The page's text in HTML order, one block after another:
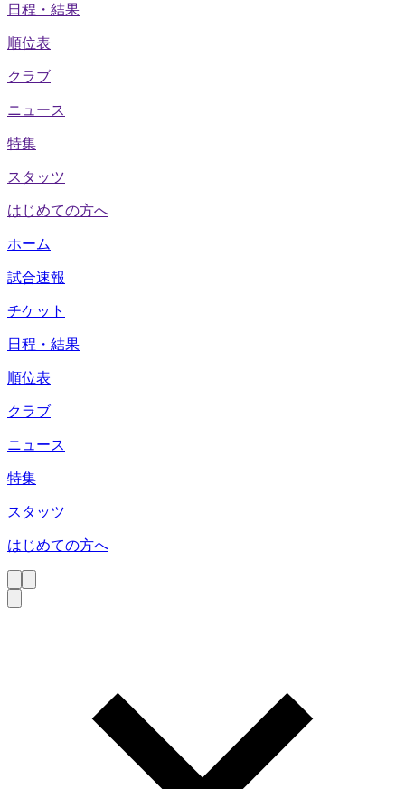
日程・結果
順位表
クラブ
ニュース
特集
スタッツ
はじめての方へ
ホーム
試合速報
チケット
日程・結果
順位表
クラブ
ニュース
特集
スタッツ
はじめての方へ